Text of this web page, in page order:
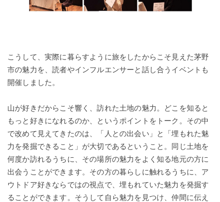
こうして、実際に暮らすように旅をしたからこそ見えた茅野
市の魅力を、読者やインフルエンサーと話し合うイベントも
開催しました。
山が好きだからこそ響く、訪れた土地の魅力。どこを知ると
もっと好きになれるのか、というポイントをトーク。その中
で改めて見えてきたのは、「人との出会い」と「埋もれた魅
力を発掘できること」が大切であるということ。同じ土地を
何度か訪れるうちに、その場所の魅力をよく知る地元の方に
出会うことができます。その方の暮らしに触れるうちに、ア
ウトドア好きならではの視点で、埋もれていた魅力を発掘す
ることができます。そうして自ら魅力を見つけ、仲間に伝え